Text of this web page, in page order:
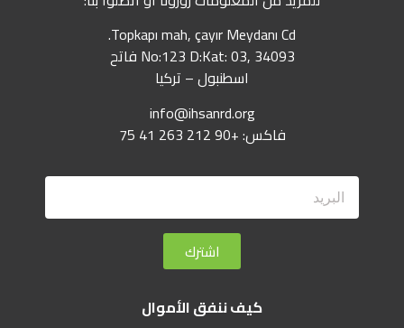
Topkapı mah, çayır Meydanı Cd.
No:123 D:Kat: 03, 34093 فاتح
اسطنبول – تركيا
info@ihsanrd.org
فاكس: +90 212 263 41 75
اشترك
كيف ننفق الأموال